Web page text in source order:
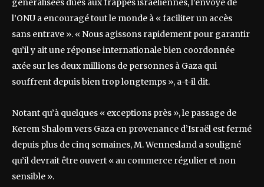
généralisées dues aux frappes israéliennes, l’envoyé de
l’ONU a encouragé tout le monde à « faciliter un accès
sans entrave ». « Nous agissons rapidement pour garantir
qu’il y ait une réponse internationale bien coordonnée
axée sur les deux millions de personnes à Gaza qui
souffrent depuis bien trop longtemps », a-t-il dit.
Notant qu’à quelques « exceptions près », le passage de
Kerem Shalom vers Gaza en provenance d’Israël est fermé
depuis plus de cinq semaines, M. Wennesland a souligné
qu’il devrait être ouvert « au commerce régulier et non
sensible ».